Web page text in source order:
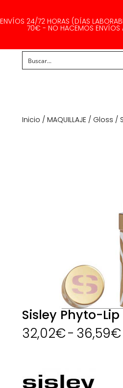
ENVÍOS 24/72 HORAS (DÍAS
70€ - NO HACEMOS ENVÍOS
Inicio / MAQUILLAJE/ Gloss /
Sisley Phyto-
32,02€- 36,59€